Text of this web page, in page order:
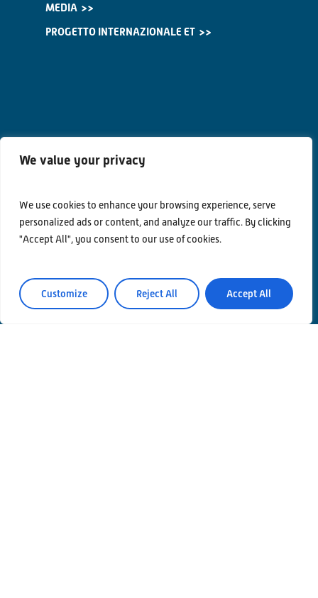
We value your privacy
We use cookies to enhance your browsing experience, serve
personalized ads or content, and analyze our traffic. By clicking
"Accept All", you consent to our use of cookies.
Customize Reject All Accept All
MEDIA
PROGETTO INTERNAZIONALE ET